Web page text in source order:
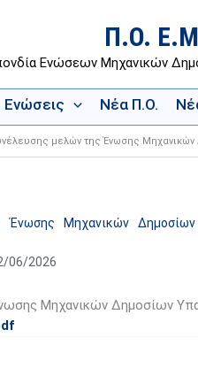
Π.Ο.
Ενώσεων Μηχανικών
Ενώσεις Νέα Π.Ο.
μελών της Ένωσης
Ένωσης Μηχανικών
06/2026
Μηχανικών Δημοσίων